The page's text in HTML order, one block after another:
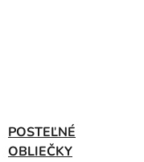
POSTEĽNÉ
OBLIEČKY